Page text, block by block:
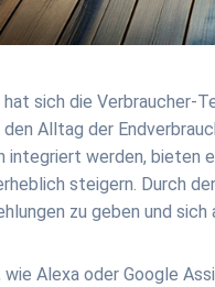
sich die Verbraucher-
Alltag der
integriert werden, bieten
steigern. Durch
zu geben und
Alexa oder Google